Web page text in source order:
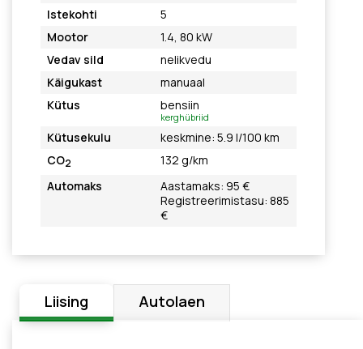
Istekohti
5
Mootor
1.4, 80 kW
Vedav sild
nelikvedu
Käigukast
manuaal
Kütus
bensiin
kerghübriid
Kütusekulu
keskmine: 5.9 l/100 km
CO2
132 g/km
Automaks
Aastamaks: 95 €
Registreerimistasu: 885
€
Liising Autolaen